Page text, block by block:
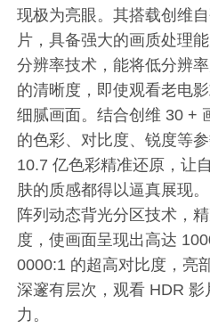
现极为亮眼。其搭载创维
片，具备强大的画质处理
分辨率技术，能将低分辨
的清晰度，即使观看老电
细腻画面。结合创维 30 +
的色彩、对比度、锐度等
10.7 亿色彩精准还原，让
肤的质感都得以逼真展现
阵列动态背光分区技术，
度，使画面呈现出高达
0000:1 的超高对比度，亮
深邃有层次，观看 HDR
力。